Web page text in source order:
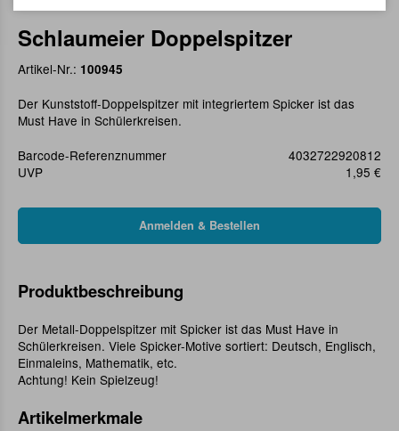
Schlaumeier Doppelspitzer
Artikel-Nr.: 100945
Der Kunststoff-Doppelspitzer mit integriertem Spicker ist das
Must Have in Schülerkreisen.
Barcode-Referenznummer
4032722920812
UVP
1,95 €
Produktbeschreibung
Der Metall-Doppelspitzer mit Spicker ist das Must Have in
Schülerkreisen. Viele Spicker-Motive sortiert: Deutsch, Englisch,
Einmaleins, Mathematik, etc.
Achtung! Kein Spielzeug!
Artikelmerkmale